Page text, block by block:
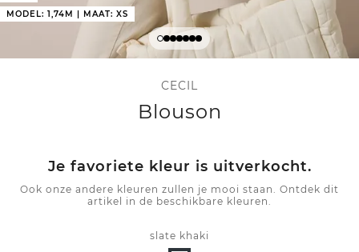
MODEL: 1,74M | MAAT: XS
CECIL
Blouson
Je favoriete kleur is uitverkocht.
Ook onze andere kleuren zullen je mooi staan. Ontdek dit
artikel in de beschikbare kleuren.
slate khaki